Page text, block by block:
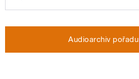
Audioarchiv pořadu